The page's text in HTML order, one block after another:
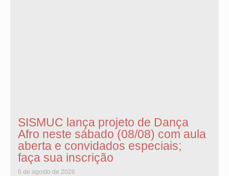
SISMUC lança projeto de Dança
Afro neste sábado (08/08) com aula
aberta e convidados especiais;
faça sua inscrição
6 de agosto de 2026